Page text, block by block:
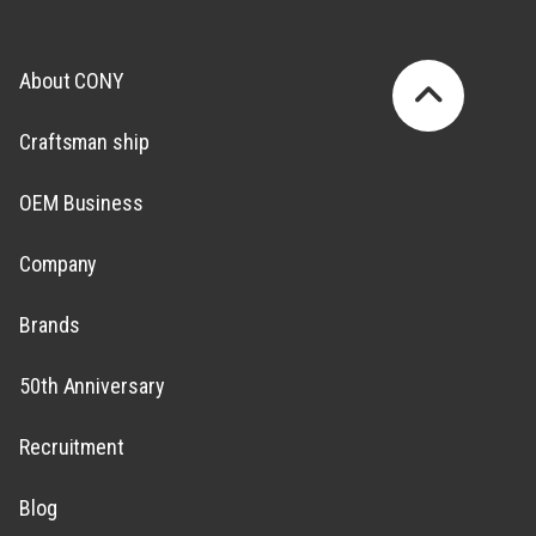
About CONY
Craftsman ship
OEM Business
Company
Brands
50th Anniversary
Recruitment
Blog